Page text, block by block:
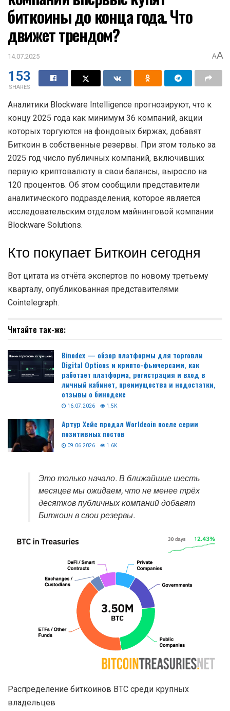
биткоины до конца года. Что
движет трендом?
14.07.2025 AA
153
SHARES
Аналитики Blockware Intelligence прогнозируют, что к
концу 2025 года как минимум 36 компаний, акции
которых торгуются на фондовых биржах, добавят
Биткоин в собственные резервы. При этом только за
2025 год число публичных компаний, включивших
первую криптовалюту в свои балансы, выросло на
120 процентов. Об этом сообщили представители
аналитического подразделения, которое является
исследовательским отделом майнинговой компании
Blockware Solutions.
Кто покупает Биткоин сегодня
Вот цитата из отчёта экспертов по новому третьему
кварталу, опубликованная представителями
Cointelegraph.
Читайте так-же:
Binodex — обзор платформы для торговли
Digital Options и крипто-фьючерсами, как
работает платформа, регистрация и вход в
личный кабинет, преимущества и недостатки,
отзывы о бинодекс
16.07.2026 1.5K
Артур Хейс продал Worldcoin после серии
позитивных постов
09.06.2026 1.6K
Это только начало. В ближайшие шесть
месяцев мы ожидаем, что не менее трёх
десятков публичных компаний добавят
Биткоин в свои резервы.
Распределение биткоинов BTC среди крупных
владельцев